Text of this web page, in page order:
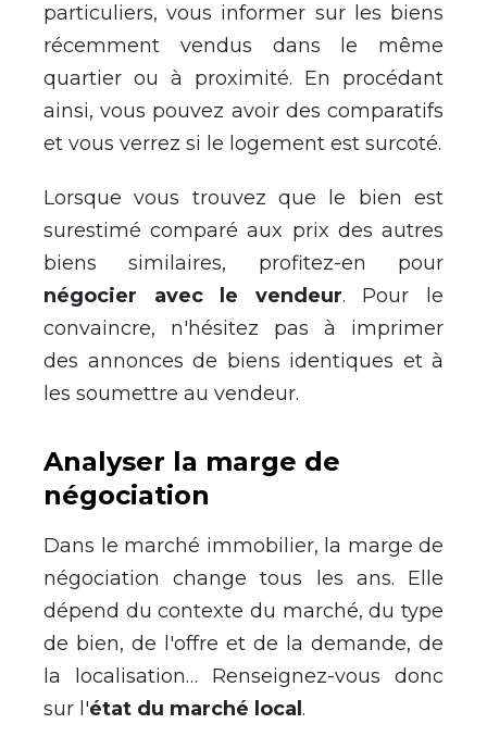
particuliers, vous informer sur les biens
récemment vendus dans le même
quartier ou à proximité. En procédant
ainsi, vous pouvez avoir des comparatifs
et vous verrez si le logement est surcoté.
Lorsque vous trouvez que le bien est
surestimé comparé aux prix des autres
biens similaires, profitez-en pour
négocier avec le vendeur. Pour le
convaincre, n'hésitez pas à imprimer
des annonces de biens identiques et à
les soumettre au vendeur.
Analyser la marge de
négociation
Dans le marché immobilier, la marge de
négociation change tous les ans. Elle
dépend du contexte du marché, du type
de bien, de l'offre et de la demande, de
la localisation… Renseignez-vous donc
sur l'état du marché local.